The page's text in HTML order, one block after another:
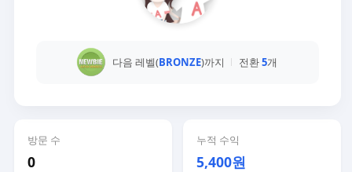
다음 레벨(BRONZE)까지 전환5개
방문 수
0
누적 수익
5,400원